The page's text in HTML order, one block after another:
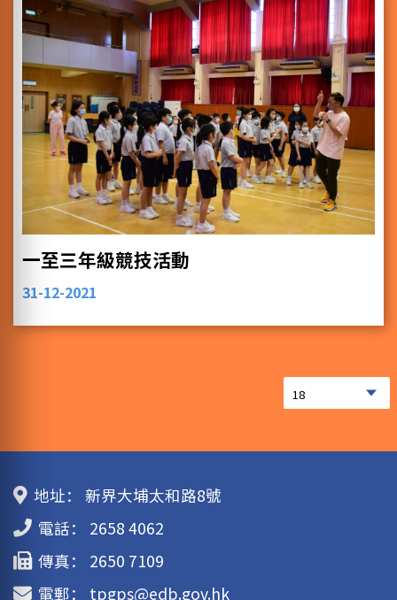
一至三年級競技活動
31-12-2021
地址：
新界大埔太和路8號
電話：
2658 4062
傳真：
2650 7109
電郵：
tpgps@edb.gov.hk